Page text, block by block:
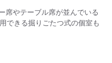
席やテーブル席が並んでいる
できる掘りごたつ式の個室も